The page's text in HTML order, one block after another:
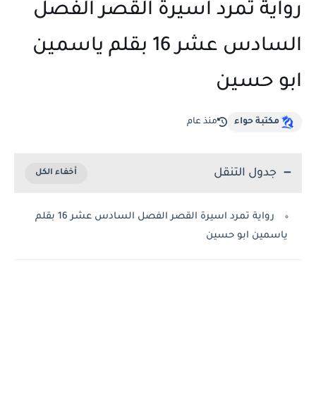
رواية تمرد اسيرة القصر الفصل
السادس عشر 16 بقلم ياسمين
ابو حسين
مكتبة حواء منذ عام
جدول التنقل
رواية تمرد اسيرة القصر الفصل السادس عشر 16 بقلم
ياسمين ابو حسين